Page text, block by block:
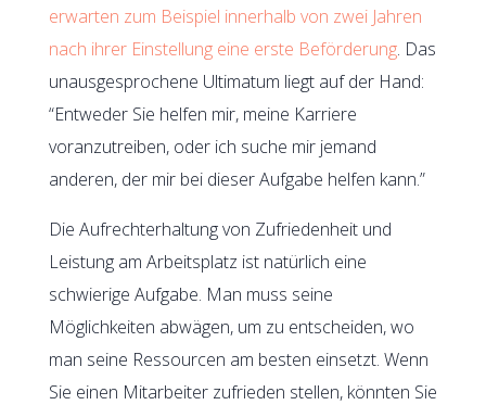
erwarten zum Beispiel innerhalb von zwei Jahren
nach ihrer Einstellung eine erste Beförderung. Das
unausgesprochene Ultimatum liegt auf der Hand:
“Entweder Sie helfen mir, meine Karriere
voranzutreiben, oder ich suche mir jemand
anderen, der mir bei dieser Aufgabe helfen kann.”
Die Aufrechterhaltung von Zufriedenheit und
Leistung am Arbeitsplatz ist natürlich eine
schwierige Aufgabe. Man muss seine
Möglichkeiten abwägen, um zu entscheiden, wo
man seine Ressourcen am besten einsetzt. Wenn
Sie einen Mitarbeiter zufrieden stellen, könnten Sie